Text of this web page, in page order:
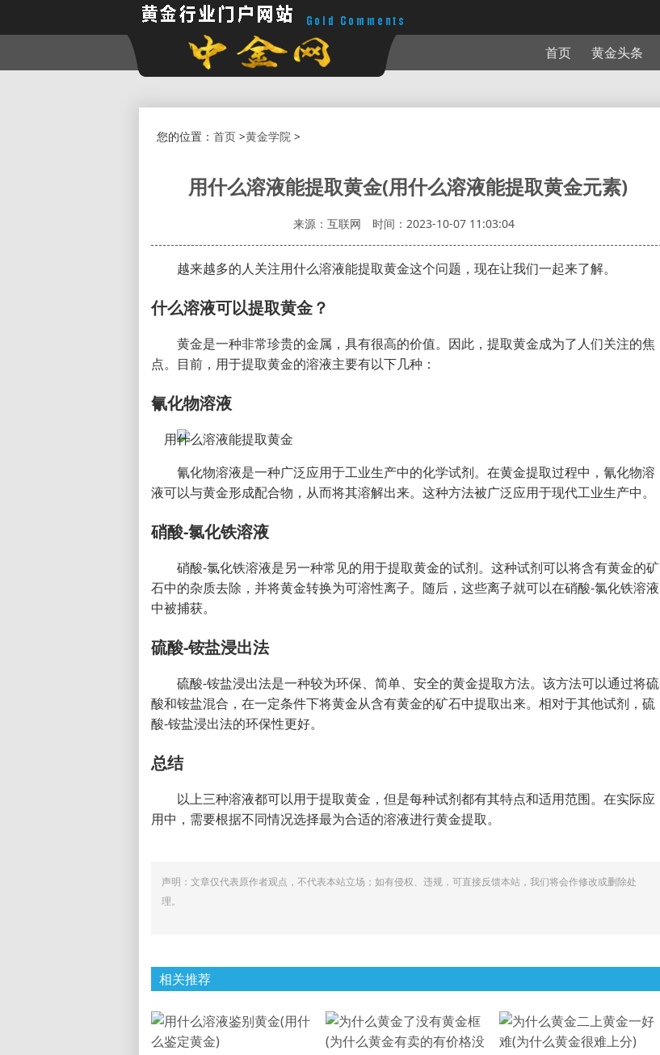
首页 黄金头条
您的位置： 首页>黄金学院 >
用什么溶液能提取黄金(用什么溶液能提取黄金元素)
来源：互联网 时间：2023-10-07 11:03:04
越来越多的人关注用什么溶液能提取黄金这个问题，现在让我们一起来了解。
什么溶液可以提取黄金？
黄金是一种非常珍贵的金属，具有很高的价值。因此，提取黄金成为了人们关注的焦
点。目前，用于提取黄金的溶液主要有以下几种：
氰化物溶液
氰化物溶液是一种广泛应用于工业生产中的化学试剂。在黄金提取过程中，氰化物溶
液可以与黄金形成配合物，从而将其溶解出来。这种方法被广泛应用于现代工业生产中。
硝酸-氯化铁溶液
硝酸-氯化铁溶液是另一种常见的用于提取黄金的试剂。这种试剂可以将含有黄金的矿
石中的杂质去除，并将黄金转换为可溶性离子。随后，这些离子就可以在硝酸-氯化铁溶液
中被捕获。
硫酸-铵盐浸出法
硫酸-铵盐浸出法是一种较为环保、简单、安全的黄金提取方法。该方法可以通过将硫
酸和铵盐混合，在一定条件下将黄金从含有黄金的矿石中提取出来。相对于其他试剂，硫
酸-铵盐浸出法的环保性更好。
总结
以上三种溶液都可以用于提取黄金，但是每种试剂都有其特点和适用范围。在实际应
用中，需要根据不同情况选择最为合适的溶液进行黄金提取。
声明：文章仅代表原作者观点，不代表本站立场；如有侵权、违规，可直接反馈本站，我们将会作修改或删除处
理。
相关推荐